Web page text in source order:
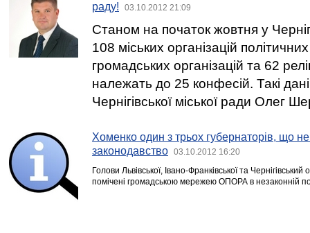
раду!
03.10.2012 21:09
Станом на початок жовтня у
108 міських організацій
громадських організацій та 62
належать до 25 конфесій. Такі
Чернігівської міської ради Олег
Хоменко один з трьох губернаторів, що
законодавство
03.10.2012 16:20
Голови Львівської, Івано-Франківської та
помічені громадською мережею ОПОРА в незаконній